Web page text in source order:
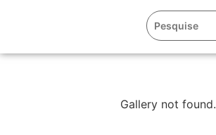
Gallery not found.